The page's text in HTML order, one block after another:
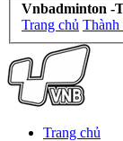
Vnbadminton -
Trang chủ Thành
Trang chủ